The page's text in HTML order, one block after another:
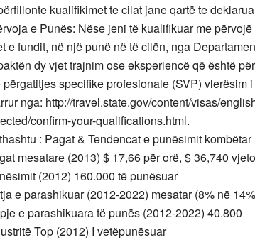
kualifikimet te cilat jane qartë te
e Punës: Nëse jeni të kualifikuar me
e fundit, në një punë në të cilën, nga
dy vjet trajnim ose eksperiencë që është
përgatitjes specifike profesionale (SVP) vlerësim i
nga: http://travel.state.gov/content/visas/
confirm-your-qualifications.html.
: Pagat & Tendencat e punësimit kombëtar
mesatare (2013) $ 17,66 për orë, $ 36,740
(2012) 160.000 të punësuar
e parashikuar (2012-2022) mesatar (8% në
e parashikuara të punës (2012-2022) 40.800
Top (2012) I vetëpunësuar